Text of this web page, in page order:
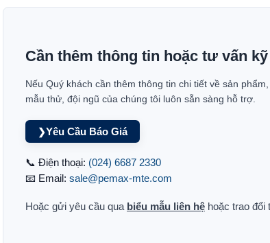
Cần thêm thông tin hoặc tư vấn
Nếu Quý khách cần thêm thông tin chi tiết về sản
mẫu thử, đội ngũ của chúng tôi luôn sẵn sàng hỗ trợ.
❯Yêu Cầu Báo Giá
📞 Điện thoại: (024) 6687 2330
📧 Email: sale@pemax-mte.com
Hoặc gửi yêu cầu qua biểu mẫu liên hệ hoặc trao đổi